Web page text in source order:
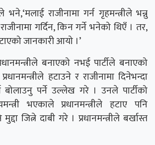
भने,‘मलाई राजीनामा गर्न गृहमन्त्रीले भन्नु
गर्दिन, किन गर्ने भनेको थिएँ । तर,
जानकारी आयो ।’
बनाएको नभई पार्टीले बनाएको
हटाउने र राजीनामा दिनेभन्दा
बोलाउनु पर्ने उल्लेख गरे । उनले पार्टीको
भएकाले प्रधानमन्त्रीले हटाए पनि
जित्ने दाबी गरे । प्रधानमन्त्रीले बर्खास्त